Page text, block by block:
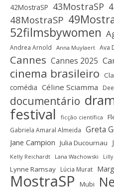
42MostraSP 43MostraSP
48MostraSP
52filmsbywomen
Andrea Arnold Anna Muylaert Ava
Cannes Cannes 2025
cinema brasileiro
comédia Céline Sciamma
documentário
festival ficção científica
Gabriela Amaral Almeida Greta
Jane Campion Julia Ducournau
Kelly Reichardt Lana Wachowski
Lynne Ramsay Lúcia Murat
MostraSP Mubi